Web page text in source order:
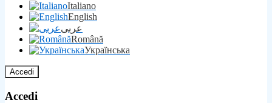
Italiano
English
عربى
Română
Українська
Accedi
Accedi